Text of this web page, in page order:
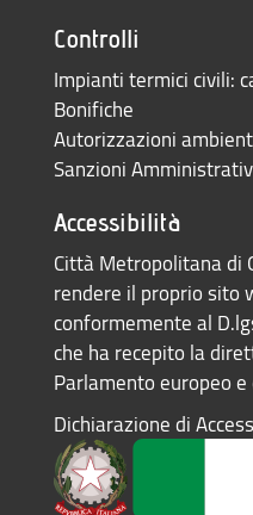
Controlli
Impianti termici civili:
Bonifiche
Autorizzazioni
Sanzioni
Accessibilità
Città Metropolitana di
rendere il proprio sito
conformemente al
che ha recepito la
Parlamento europeo e
Dichiarazione di